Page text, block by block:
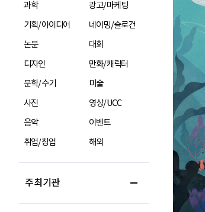
과학
광고/마케팅
기획/아이디어
네이밍/슬로건
논문
대회
디자인
만화/캐릭터
문학/수기
미술
사진
영상/UCC
음악
이벤트
취업/창업
해외
주최기관